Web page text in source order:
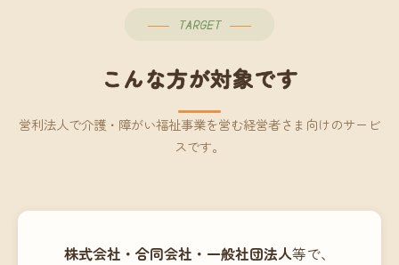
TARGET
こんな方が対象です
営利法人で介護・障がい福祉事業を営む経営者さま向けのサービ
スです。
株式会社・合同会社・一般社団法人等で、